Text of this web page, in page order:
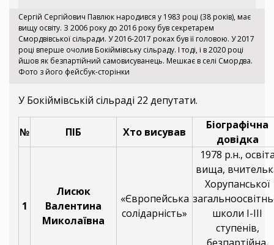
Сергій Сергійович Павлюк народився у 1983 році (38 років), має
вищу освіту. З 2006 року до 2016 року був секретарем
Смордвівської сільради. У 2016-2017 роках був її головою. У 2017
році вперше очолив Бокіймівську сільраду. І тоді, і в 2020 році
йшов як безпартійний самовисуванець. Мешкає в селі Смордва.
Фото з його фейсбук-сторінки
У Бокіймівській сільраді 22 депутати.
№ ПІБ Хто висував
Біографічна
довідка
1
Лисюк
Валентина
Миколаївна
«Європейська
солідарність»
1978 р.н.,
вища,
Хорупанської
школи І-ІІІ
ступенів,